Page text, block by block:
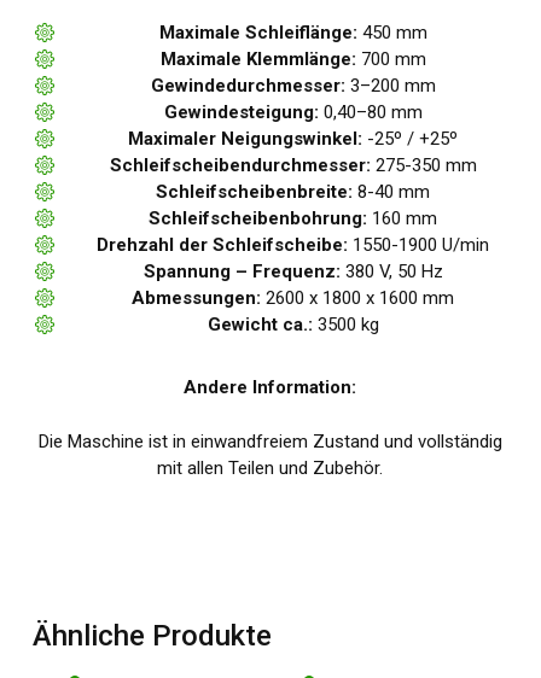
Maximale Schleiflänge: 450 mm
Maximale Klemmlänge: 700 mm
Gewindedurchmesser: 3–200 mm
Gewindesteigung: 0,40–80 mm
Maximaler Neigungswinkel: -25º / +25º
Schleifscheibendurchmesser: 275-350 mm
Schleifscheibenbreite: 8-40 mm
Schleifscheibenbohrung: 160 mm
Drehzahl der Schleifscheibe: 1550-1900 U/min
Spannung – Frequenz: 380 V, 50 Hz
Abmessungen: 2600 x 1800 x 1600 mm
Gewicht ca.: 3500 kg
Andere Information:
Die Maschine ist in einwandfreiem Zustand und vollständig
mit allen Teilen und Zubehör.
Ähnliche Produkte